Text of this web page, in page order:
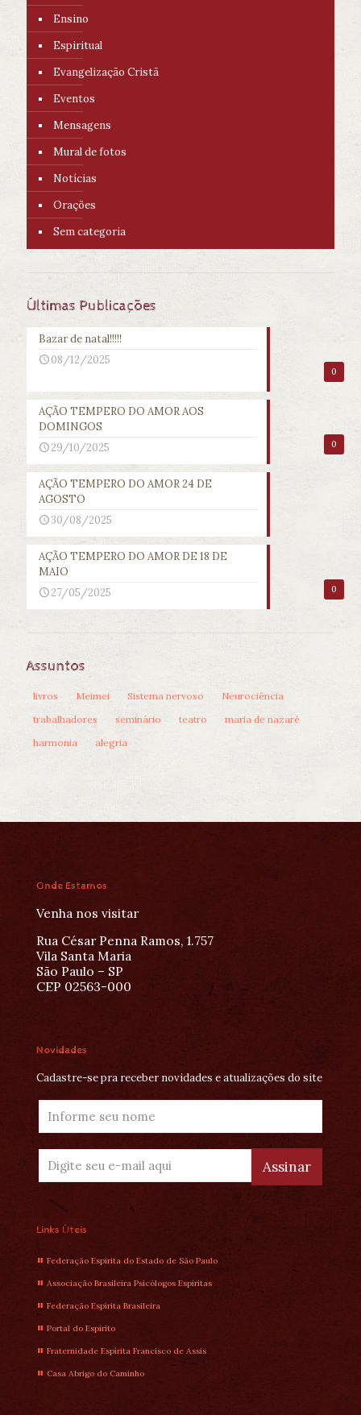
Ensino
Espiritual
Evangelização Cristã
Eventos
Mensagens
Mural de fotos
Notícias
Orações
Sem categoria
Últimas Publicações
0
Bazar de natal!!!!!
08/12/2025
0
AÇÃO TEMPERO DO AMOR AOS
DOMINGOS
29/10/2025
AÇÃO TEMPERO DO AMOR 24 DE
AGOSTO
30/08/2025
0
AÇÃO TEMPERO DO AMOR DE 18 DE
MAIO
27/05/2025
Assuntos
livros Meimei Sistema nervoso
Neurociência
trabalhadores
seminário teatro
maria de nazaré
harmonia
alegria
Onde Estamos
Venha nos visitar
Rua César Penna Ramos, 1.757
Vila Santa Maria
São Paulo – SP
CEP 02563-000
Novidades
Cadastre-se pra receber novidades e atualizações do site
Links Úteis
Federação Espírita do Estado de São Paulo
Associação Brasileira Psicólogos Espíritas
Federação Espírita Brasileira
Portal do Espírito
Fraternidade Espírita Francisco de Assis
Casa Abrigo do Caminho